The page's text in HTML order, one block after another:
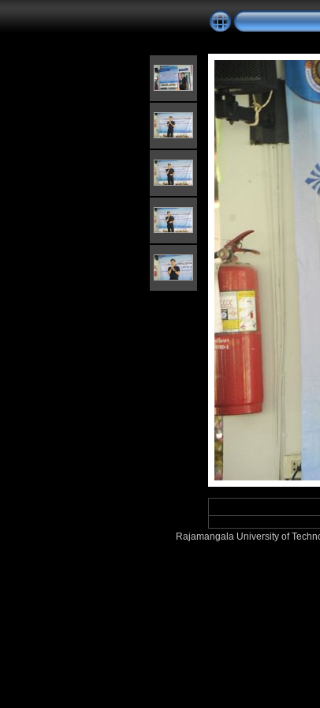
Rajamangala University of